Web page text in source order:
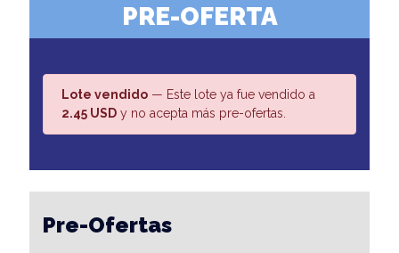
PRE-OFERTA
Lote vendido — Este lote ya fue vendido a
2.45 USD y no acepta más pre-ofertas.
Pre-Ofertas